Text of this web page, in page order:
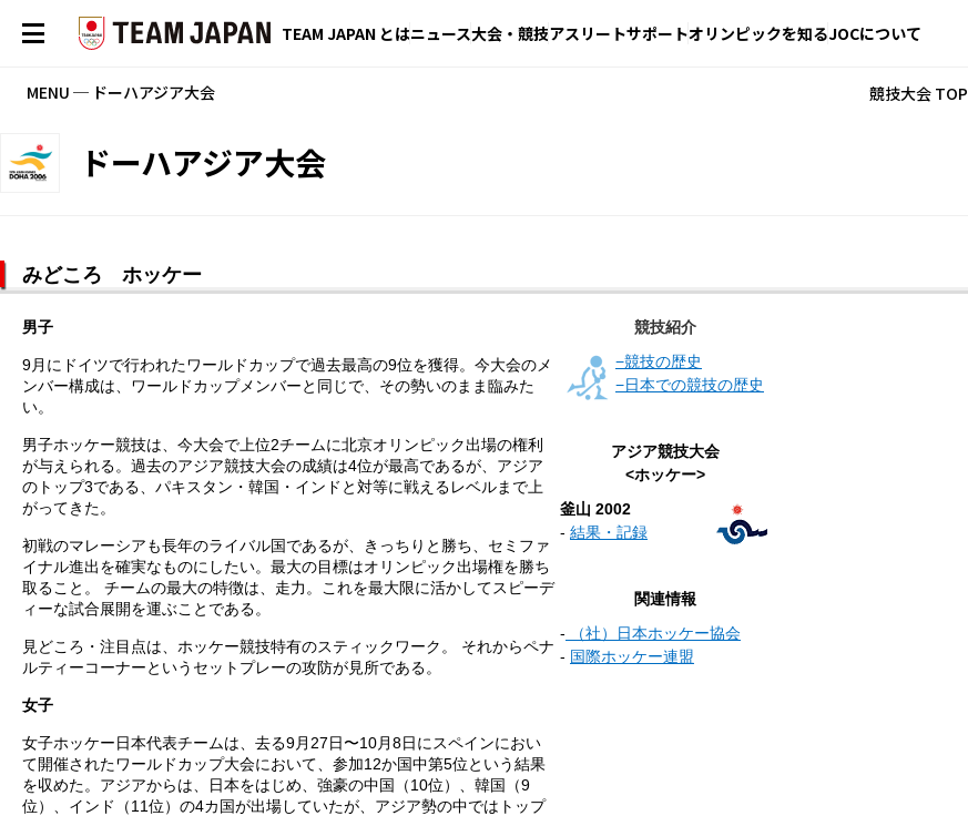
TEAM JAPAN とはニュース大会・競技アスリートサポートオリンピックを知るJOCについて
MENU ─ ドーハアジア大会 競技大会 TOP
ドーハアジア大会
みどころ ホッケー
男子
9月にドイツで行われたワールドカップで過去最高の9位を獲得。今大会のメ
ンバー構成は、ワールドカップメンバーと同じで、その勢いのまま臨みた
い。
男子ホッケー競技は、今大会で上位2チームに北京オリンピック出場の権利
が与えられる。過去のアジア競技大会の成績は4位が最高であるが、アジア
のトップ3である、パキスタン・韓国・インドと対等に戦えるレベルまで上
がってきた。
初戦のマレーシアも長年のライバル国であるが、きっちりと勝ち、セミファ
イナル進出を確実なものにしたい。最大の目標はオリンピック出場権を勝ち
取ること。 チームの最大の特徴は、走力。これを最大限に活かしてスピーデ
ィーな試合展開を運ぶことである。
見どころ・注目点は、ホッケー競技特有のスティックワーク。 それからペナ
ルティーコーナーというセットプレーの攻防が見所である。
女子
女子ホッケー日本代表チームは、去る9月27日〜10月8日にスペインにおい
て開催されたワールドカップ大会において、参加12か国中第5位という結果
を収めた。アジアからは、日本をはじめ、強豪の中国（10位）、韓国（9
位）、インド（11位）の4カ国が出場していたが、アジア勢の中ではトップ
競技紹介
−競技の歴史
−日本での競技の歴史
アジア競技大会
<ホッケー>
釜山 2002
- 結果・記録
関連情報
- （社）日本ホッケー協会
- 国際ホッケー連盟